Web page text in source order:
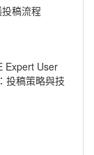
稿流程
Expert User
投稿策略與技